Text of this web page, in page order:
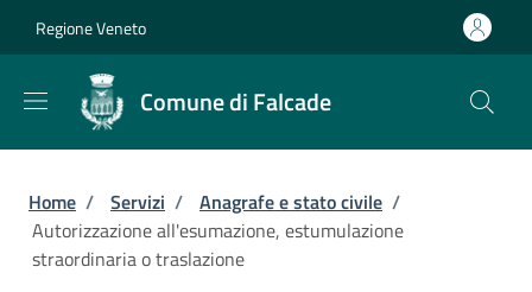
Regione Veneto
Comune di Falcade
Briciole di pane
Home / Servizi / Anagrafe e stato civile /
Autorizzazione all'esumazione, estumulazione
straordinaria o traslazione